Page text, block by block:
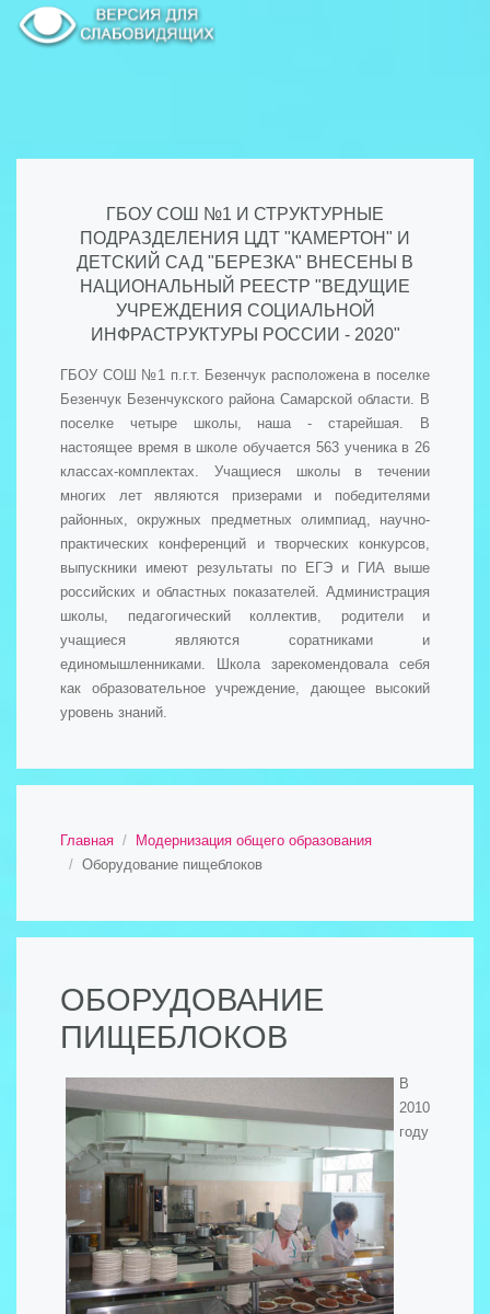
ГБОУ СОШ №1 И СТРУКТУРНЫЕ
ПОДРАЗДЕЛЕНИЯ ЦДТ "КАМЕРТОН" И
ДЕТСКИЙ САД "БЕРЕЗКА" ВНЕСЕНЫ В
НАЦИОНАЛЬНЫЙ РЕЕСТР "ВЕДУЩИЕ
УЧРЕЖДЕНИЯ СОЦИАЛЬНОЙ
ИНФРАСТРУКТУРЫ РОССИИ - 2020"
ГБОУ СОШ №1 п.г.т. Безенчук расположена в поселке
Безенчук Безенчукского района Самарской области. В
поселке четыре школы, наша - старейшая. В
настоящее время в школе обучается 563 ученика в 26
классах-комплектах. Учащиеся школы в течении
многих лет являются призерами и победителями
районных, окружных предметных олимпиад, научно-
практических конференций и творческих конкурсов,
выпускники имеют результаты по ЕГЭ и ГИА выше
российских и областных показателей. Администрация
школы, педагогический коллектив, родители и
учащиеся являются соратниками и
единомышленниками. Школа зарекомендовала себя
как образовательное учреждение, дающее высокий
уровень знаний.
Главная
Модернизация общего образования
Оборудование пищеблоков
ОБОРУДОВАНИЕ
ПИЩЕБЛОКОВ
В
2010
году